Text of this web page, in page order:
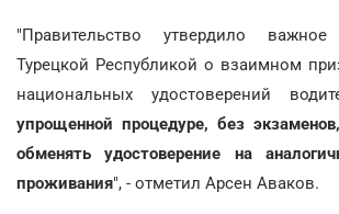
"Правительство утвердило
Турецкой Республикой о взаимном
национальных удостоверений
упрощенной процедуре, без
обменять удостоверение на
проживания", - отметил Арсен Аваков.